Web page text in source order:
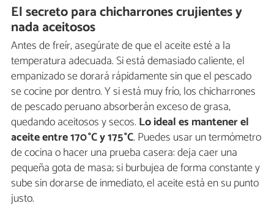
El secreto para chicharrones crujientes y
nada aceitosos
Antes de freír, asegúrate de que el aceite esté a la
temperatura adecuada. Si está demasiado caliente, el
empanizado se dorará rápidamente sin que el pescado
se cocine por dentro. Y si está muy frío, los chicharrones
de pescado peruano absorberán exceso de grasa,
quedando aceitosos y secos. Lo ideal es mantener el
aceite entre 170 °C y 175 °C. Puedes usar un termómetro
de cocina o hacer una prueba casera: deja caer una
pequeña gota de masa; si burbujea de forma constante y
sube sin dorarse de inmediato, el aceite está en su punto
justo.